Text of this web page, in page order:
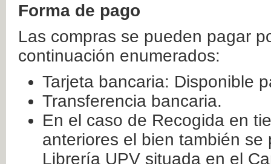
Forma de pago
Las compras se pueden pagar
continuación enumerados:
Tarjeta bancaria: Disponible
Transferencia bancaria.
En el caso de Recogida en
anteriores el bien también
Librería UPV situada en el